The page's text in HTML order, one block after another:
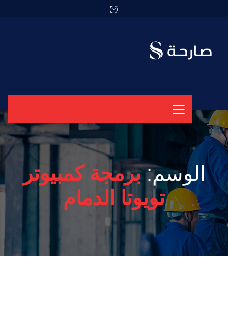
الوسم:برمجة كمبيوتر
تويوتا الدمام